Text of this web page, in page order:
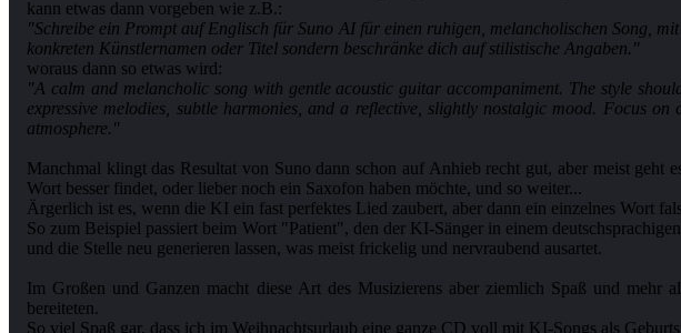
"Schreibe ein Prompt auf Englisch für Suno AI für einen ruhigen, melancholischen Song,
konkreten Künstlernamen oder Titel sondern beschränke dich auf stilistische Angaben."
"A calm and melancholic song with gentle acoustic guitar accompaniment. The style
expressive melodies, subtle harmonies, and a reflective, slightly nostalgic mood. Focus
atmosphere."
Manchmal klingt das Resultat von Suno dann schon auf Anhieb recht gut, aber meist
Wort besser findet, oder lieber noch ein Saxofon haben möchte, und so weiter...
Ärgerlich ist es, wenn die KI ein fast perfektes Lied zaubert, aber dann ein einzelnes Wort
So zum Beispiel passiert beim Wort "Patient", den der KI-Sänger in einem
und die Stelle neu generieren lassen, was meist frickelig und nervraubend ausartet.
Im Großen und Ganzen macht diese Art des Musizierens aber ziemlich Spaß und
bereiteten.
So viel Spaß gar, dass ich im Weihnachtsurlaub eine ganze CD voll mit KI-Songs als